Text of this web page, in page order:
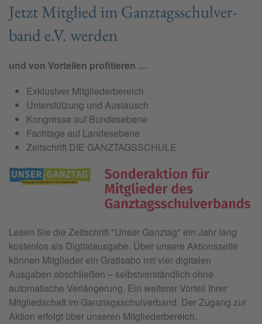
Jetzt Mit­glied im Ganz­tags­schul­ver­
band e.V. wer­den
und von Vorteilen profitieren …
Exklusiver Mitgliederbereich
Unterstützung und Austausch
Kongresse auf Bundesebene
Fachtage auf Landesebene
Zeitschrift DIE GANZTAGSSCHULE
Lesen Sie die Zeitschrift "Unser Ganztag" ein Jahr lang
kostenlos als Digitalausgabe. Über unsere Aktionsseite
können Mitglieder ein Gratisabo mit vier digitalen
Ausgaben abschließen – selbstverständlich ohne
automatische Verlängerung. Ein weiterer Vorteil Ihrer
Mitgliedschaft im Ganztagsschulverband. Der Zugang zur
Aktion erfolgt über unseren Mitgliederbereich.